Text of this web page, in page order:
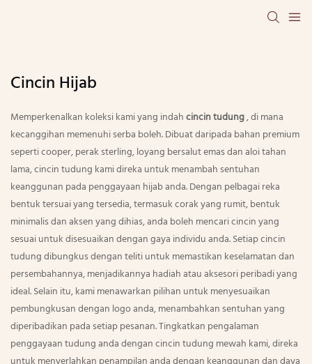
Cincin Hijab
Memperkenalkan koleksi kami yang indahcincin tudung, di mana
kecanggihan memenuhi serba boleh. Dibuat daripada bahan premium
seperti cooper, perak sterling, loyang bersalut emas dan aloi tahan
lama, cincin tudung kami direka untuk menambah sentuhan
keanggunan pada penggayaan hijab anda. Dengan pelbagai reka
bentuk tersuai yang tersedia, termasuk corak yang rumit, bentuk
minimalis dan aksen yang dihias, anda boleh mencari cincin yang
sesuai untuk disesuaikan dengan gaya individu anda. Setiap cincin
tudung dibungkus dengan teliti untuk memastikan keselamatan dan
persembahannya, menjadikannya hadiah atau aksesori peribadi yang
ideal. Selain itu, kami menawarkan pilihan untuk menyesuaikan
pembungkusan dengan logo anda, menambahkan sentuhan yang
diperibadikan pada setiap pesanan. Tingkatkan pengalaman
penggayaan tudung anda dengan cincin tudung mewah kami, direka